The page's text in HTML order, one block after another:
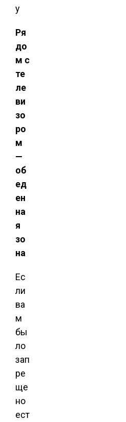
Ря
до
м с
те
ле
ви
зо
ро
м
—
об
ед
ен
на
я
зо
на
Ес
ли
ва
м
бы
ло
зап
ре
ще
но
ест